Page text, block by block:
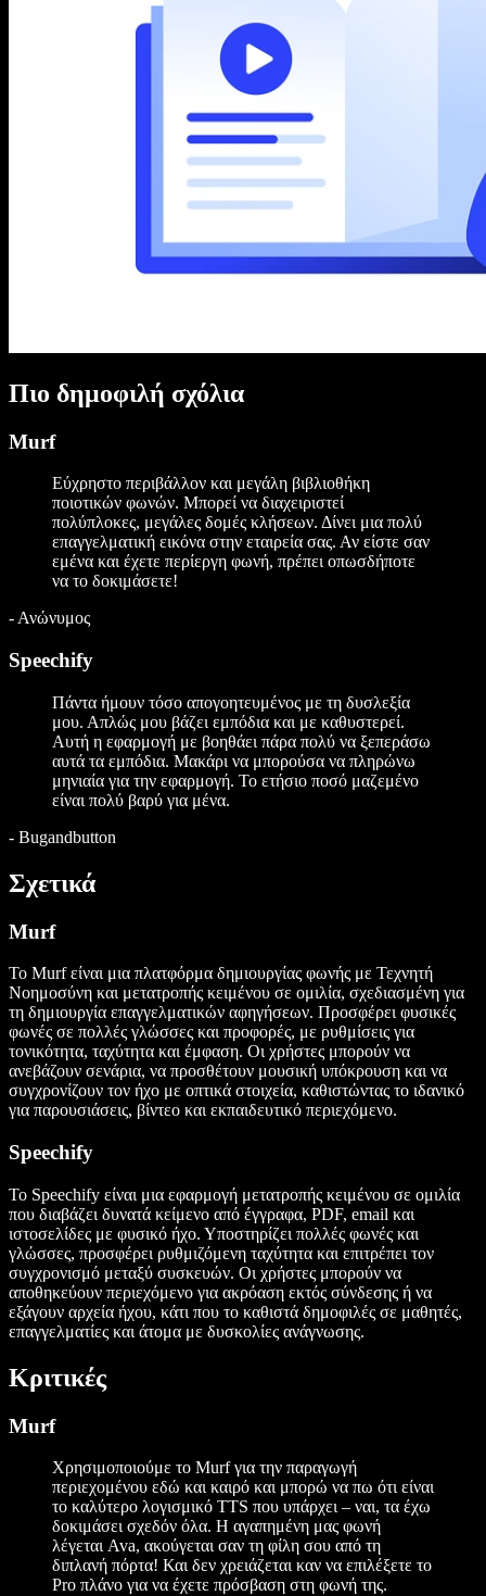
Πιο δημοφιλή σχόλια
Murf
Εύχρηστο περιβάλλον και μεγάλη βιβλιοθήκη
ποιοτικών φωνών. Μπορεί να διαχειριστεί
πολύπλοκες, μεγάλες δομές κλήσεων. Δίνει μια πολύ
επαγγελματική εικόνα στην εταιρεία σας. Αν είστε σαν
εμένα και έχετε περίεργη φωνή, πρέπει οπωσδήποτε
να το δοκιμάσετε!
- Ανώνυμος
Speechify
Πάντα ήμουν τόσο απογοητευμένος με τη δυσλεξία
μου. Απλώς μου βάζει εμπόδια και με καθυστερεί.
Αυτή η εφαρμογή με βοηθάει πάρα πολύ να ξεπεράσω
αυτά τα εμπόδια. Μακάρι να μπορούσα να πληρώνω
μηνιαία για την εφαρμογή. Το ετήσιο ποσό μαζεμένο
είναι πολύ βαρύ για μένα.
- Bugandbutton
Σχετικά
Murf
Το Murf είναι μια πλατφόρμα δημιουργίας φωνής με Τεχνητή
Νοημοσύνη και μετατροπής κειμένου σε ομιλία, σχεδιασμένη για
τη δημιουργία επαγγελματικών αφηγήσεων. Προσφέρει φυσικές
φωνές σε πολλές γλώσσες και προφορές, με ρυθμίσεις για
τονικότητα, ταχύτητα και έμφαση. Οι χρήστες μπορούν να
ανεβάζουν σενάρια, να προσθέτουν μουσική υπόκρουση και να
συγχρονίζουν τον ήχο με οπτικά στοιχεία, καθιστώντας το ιδανικό
για παρουσιάσεις, βίντεο και εκπαιδευτικό περιεχόμενο.
Speechify
Το Speechify είναι μια εφαρμογή μετατροπής κειμένου σε ομιλία
που διαβάζει δυνατά κείμενο από έγγραφα, PDF, email και
ιστοσελίδες με φυσικό ήχο. Υποστηρίζει πολλές φωνές και
γλώσσες, προσφέρει ρυθμιζόμενη ταχύτητα και επιτρέπει τον
συγχρονισμό μεταξύ συσκευών. Οι χρήστες μπορούν να
αποθηκεύουν περιεχόμενο για ακρόαση εκτός σύνδεσης ή να
εξάγουν αρχεία ήχου, κάτι που το καθιστά δημοφιλές σε μαθητές,
επαγγελματίες και άτομα με δυσκολίες ανάγνωσης.
Κριτικές
Murf
Χρησιμοποιούμε το Murf για την παραγωγή
περιεχομένου εδώ και καιρό και μπορώ να πω ότι είναι
το καλύτερο λογισμικό TTS που υπάρχει – ναι, τα έχω
δοκιμάσει σχεδόν όλα. Η αγαπημένη μας φωνή
λέγεται Ava, ακούγεται σαν τη φίλη σου από τη
διπλανή πόρτα! Και δεν χρειάζεται καν να επιλέξετε το
Pro πλάνο για να έχετε πρόσβαση στη φωνή της.